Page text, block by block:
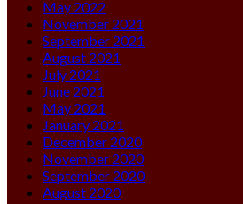
May 2022
November 2021
September 2021
August 2021
July 2021
June 2021
May 2021
January 2021
December 2020
November 2020
September 2020
August 2020